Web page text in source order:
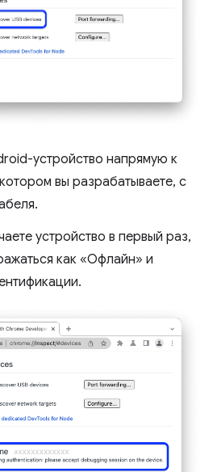
устройство напрямую к
вы разрабатываете, с
устройство в первый раз,
как «Офлайн» и